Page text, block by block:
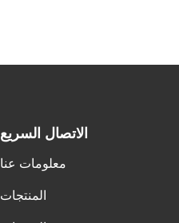
الاتصال السريع
معلومات عنا
المنتجات